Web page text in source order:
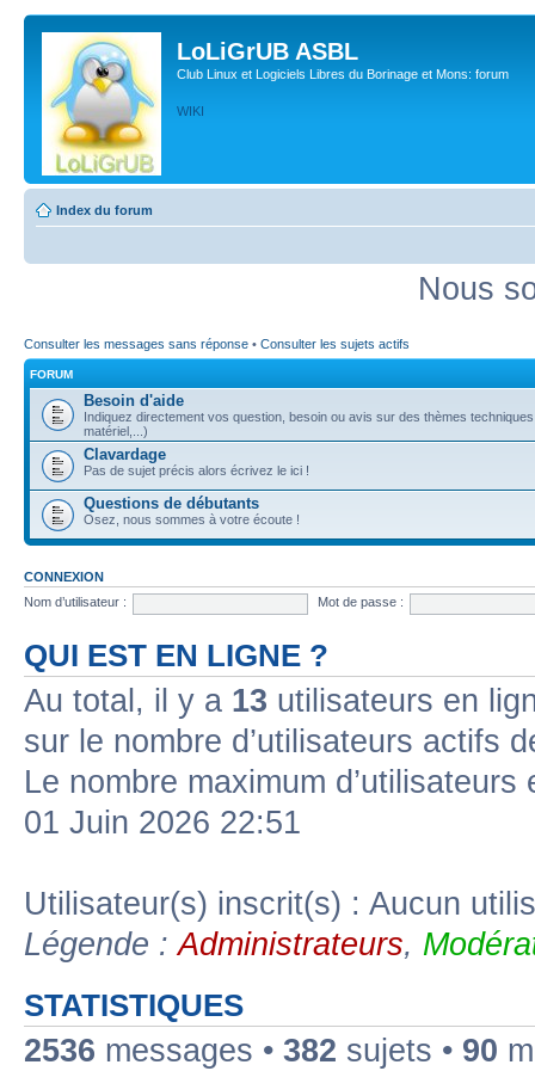
LoLiGrUB ASBL
Club Linux et Logiciels Libres du Borinage et Mons: forum
WIKI
Index du forum
Nous
Consulter les messages sans réponse • Consulter les sujets actifs
FORUM
Besoin d'aide
Indiquez directement vos question, besoin ou avis sur des thèmes
matériel,...)
Clavardage
Pas de sujet précis alors écrivez le ici !
Questions de débutants
Osez, nous sommes à votre écoute !
CONNEXION
Nom d’utilisateur :
Mot de passe :
QUI EST EN LIGNE ?
Au total, il y a 13 utilisateurs en
sur le nombre d’utilisateurs actifs
Le nombre maximum
01 Juin 2026 22:51
Utilisateur(s) inscrit(s) : Aucun
Légende :Administrateurs,
STATISTIQUES
2536 messages • 382 sujets • 90